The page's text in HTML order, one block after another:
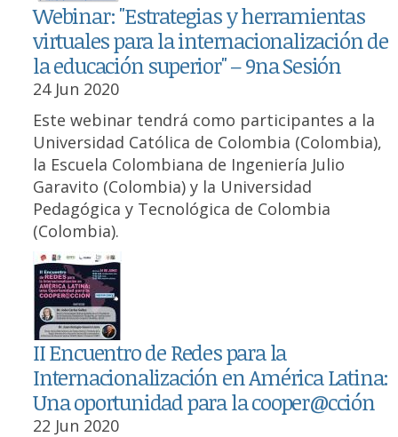
Webinar: "Estrategias y herramientas
virtuales para la internacionalización de
la educación superior" – 9na Sesión
24 Jun 2020
Este webinar tendrá como participantes a la
Universidad Católica de Colombia (Colombia),
la Escuela Colombiana de Ingeniería Julio
Garavito (Colombia) y la Universidad
Pedagógica y Tecnológica de Colombia
(Colombia).
II Encuentro de Redes para la
Internacionalización en América Latina:
Una oportunidad para la cooper@cción
22 Jun 2020